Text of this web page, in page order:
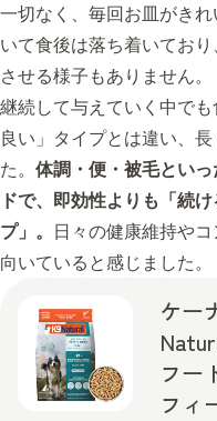
一切なく、毎回お皿がき
いて食後は落ち着いてお
させる様子もありません。
継続して与えていく中で
良い」タイプとは違い、
た。 体調・便・被毛とい
ドで、即効性よりも「続
プ」。 日々の健康維持や
向いていると感じました。
ケー
フー
フィ